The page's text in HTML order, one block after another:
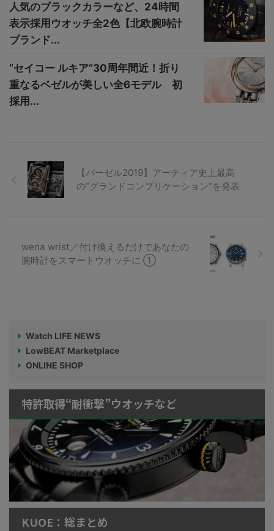
人気のブラックカラーなど、24時間
表示採用ウオッチ全2色【北欧腕時計
ブランド...
“セイコー ルキア”30周年間近！折り
重なるベゼルが美しい全6モデル 初
採用...
【バーゼル2019】アーティア史上最高
の“グランドコンプリケーション”を発表
wena wrist／付け換えるだけであなたの
腕時計をスマートウオッチに ①
Watch LIFE NEWS
LowBEAT Marketplace
ONLINE SHOP
特許取得“耐衝撃”ウオッチなど
KUOE：総まとめ